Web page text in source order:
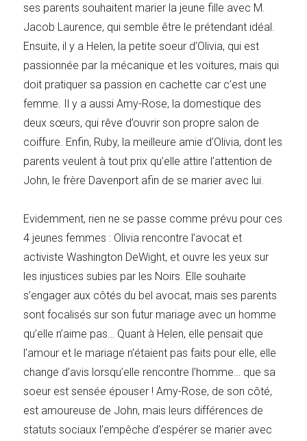
ses parents souhaitent marier la jeune fille avec M.
Jacob Laurence, qui semble être le prétendant idéal.
Ensuite, il y a Helen, la petite soeur d’Olivia, qui est
passionnée par la mécanique et les voitures, mais qui
doit pratiquer sa passion en cachette car c’est une
femme. Il y a aussi Amy-Rose, la domestique des
deux sœurs, qui rêve d’ouvrir son propre salon de
coiffure. Enfin, Ruby, la meilleure amie d’Olivia, dont les
parents veulent à tout prix qu’elle attire l’attention de
John, le frère Davenport afin de se marier avec lui.
Evidemment, rien ne se passe comme prévu pour ces
4 jeunes femmes : Olivia rencontre l’avocat et
activiste Washington DeWight, et ouvre les yeux sur
les injustices subies par les Noirs. Elle souhaite
s’engager aux côtés du bel avocat, mais ses parents
sont focalisés sur son futur mariage avec un homme
qu’elle n’aime pas… Quant à Helen, elle pensait que
l’amour et le mariage n’étaient pas faits pour elle, elle
change d’avis lorsqu’elle rencontre l’homme… que sa
soeur est sensée épouser ! Amy-Rose, de son côté,
est amoureuse de John, mais leurs différences de
statuts sociaux l’empêche d’espérer se marier avec